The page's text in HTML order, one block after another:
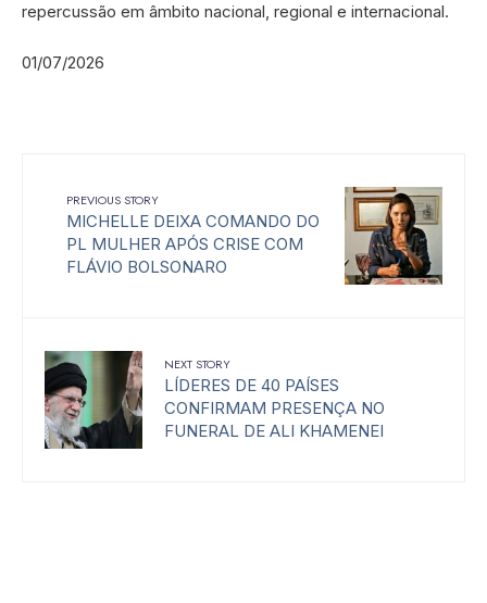
repercussão em âmbito nacional, regional e internacional.
01/07/2026
PREVIOUS STORY
MICHELLE DEIXA COMANDO DO
PL MULHER APÓS CRISE COM
FLÁVIO BOLSONARO
NEXT STORY
LÍDERES DE 40 PAÍSES
CONFIRMAM PRESENÇA NO
FUNERAL DE ALI KHAMENEI